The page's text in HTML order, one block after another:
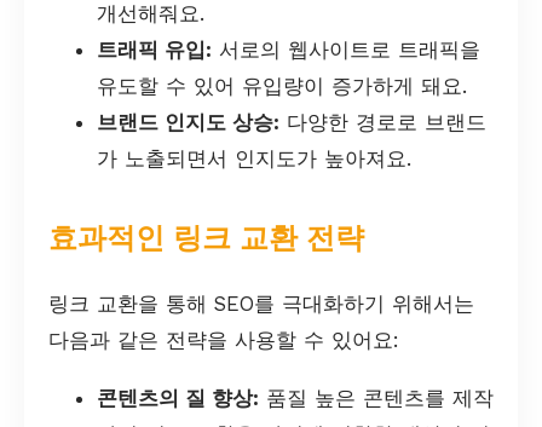
개선해줘요.
트래픽 유입: 서로의 웹사이트로 트래픽을
유도할 수 있어 유입량이 증가하게 돼요.
브랜드 인지도 상승: 다양한 경로로 브랜드
가 노출되면서 인지도가 높아져요.
효과적인 링크 교환 전략
링크 교환을 통해 SEO를 극대화하기 위해서는
다음과 같은 전략을 사용할 수 있어요:
콘텐츠의 질 향상: 품질 높은 콘텐츠를 제작